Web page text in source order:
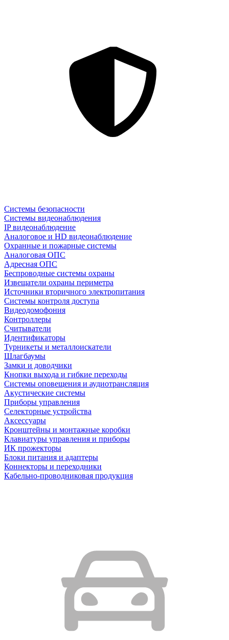
Системы безопасности
Системы видеонаблюдения
IP видеонаблюдение
Аналоговое и HD видеонаблюдение
Охранные и пожарные системы
Аналоговая ОПС
Адресная ОПС
Беспроводные системы охраны
Извещатели охраны периметра
Источники вторичного электропитания
Системы контроля доступа
Видеодомофония
Контроллеры
Считыватели
Идентификаторы
Турникеты и металлоискатели
Шлагбаумы
Замки и доводчики
Кнопки выхода и гибкие переходы
Системы оповещения и аудиотрансляция
Акустические системы
Приборы управления
Селекторные устройства
Аксессуары
Кронштейны и монтажные коробки
Клавиатуры управления и приборы
ИК прожекторы
Блоки питания и адаптеры
Коннекторы и переходники
Кабельно-проводниковая продукция